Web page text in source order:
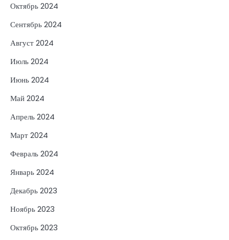
Октябрь 2024
Сентябрь 2024
Август 2024
Июль 2024
Июнь 2024
Май 2024
Апрель 2024
Март 2024
Февраль 2024
Январь 2024
Декабрь 2023
Ноябрь 2023
Октябрь 2023